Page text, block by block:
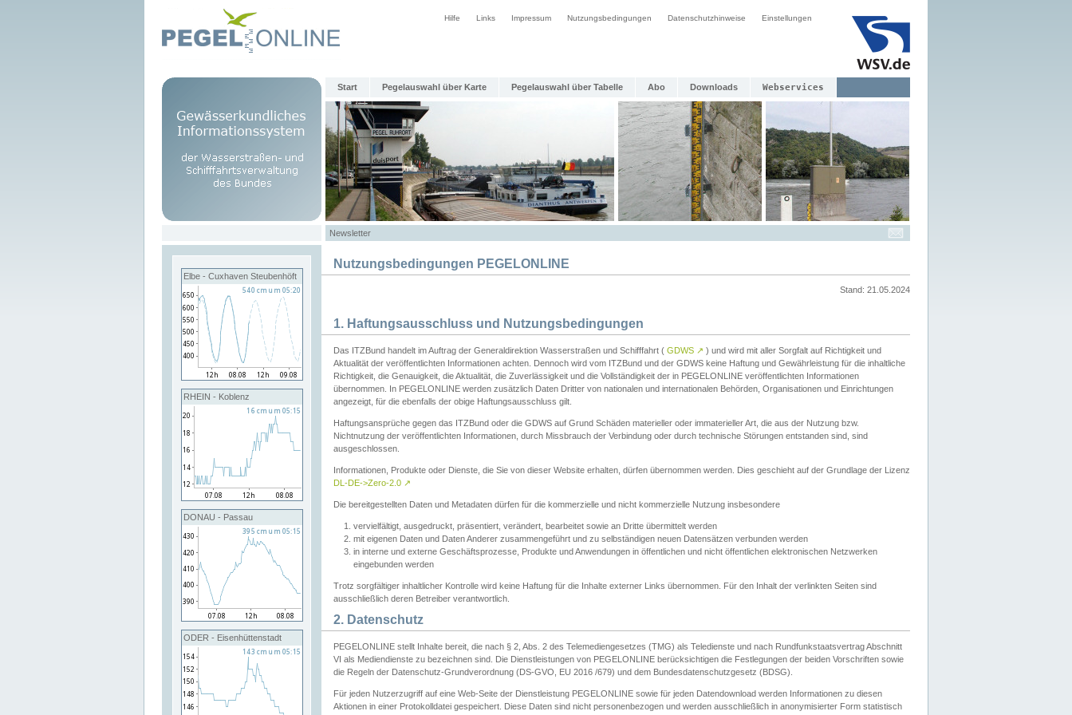
Hilfe Links Impressum Nutzungsbedingungen Datenschutzhinweise Einstellungen
Start Pegelauswahl über Karte Pegelauswahl über Tabelle Abo Downloads Webservices
Newsletter
Elbe - Cuxhaven Steubenhöft
RHEIN - Koblenz
DONAU - Passau
ODER - Eisenhüttenstadt
Nutzungsbedingungen PEGELONLINE
Stand: 21.05.2024
1. Haftungsausschluss und Nutzungsbedingungen
Das ITZBund handelt im Auftrag der Generaldirektion Wasserstraßen und Schifffahrt ( GDWS ↗ ) und wird mit aller Sorgfalt auf Richtigkeit und
Aktualität der veröffentlichten Informationen achten. Dennoch wird vom ITZBund und der GDWS keine Haftung und Gewährleistung für die inhaltliche
Richtigkeit, die Genauigkeit, die Aktualität, die Zuverlässigkeit und die Vollständigkeit der in PEGELONLINE veröffentlichten Informationen
übernommen. In PEGELONLINE werden zusätzlich Daten Dritter von nationalen und internationalen Behörden, Organisationen und Einrichtungen
angezeigt, für die ebenfalls der obige Haftungsausschluss gilt.
Haftungsansprüche gegen das ITZBund oder die GDWS auf Grund Schäden materieller oder immaterieller Art, die aus der Nutzung bzw.
Nichtnutzung der veröffentlichten Informationen, durch Missbrauch der Verbindung oder durch technische Störungen entstanden sind, sind
ausgeschlossen.
Informationen, Produkte oder Dienste, die Sie von dieser Website erhalten, dürfen übernommen werden. Dies geschieht auf der Grundlage der Lizenz
DL-DE->Zero-2.0 ↗
Die bereitgestellten Daten und Metadaten dürfen für die kommerzielle und nicht kommerzielle Nutzung insbesondere
vervielfältigt, ausgedruckt, präsentiert, verändert, bearbeitet sowie an Dritte übermittelt werden
mit eigenen Daten und Daten Anderer zusammengeführt und zu selbständigen neuen Datensätzen verbunden werden
in interne und externe Geschäftsprozesse, Produkte und Anwendungen in öffentlichen und nicht öffentlichen elektronischen Netzwerken
eingebunden werden
Trotz sorgfältiger inhaltlicher Kontrolle wird keine Haftung für die Inhalte externer Links übernommen. Für den Inhalt der verlinkten Seiten sind
ausschließlich deren Betreiber verantwortlich.
2. Datenschutz
PEGELONLINE stellt Inhalte bereit, die nach § 2, Abs. 2 des Telemediengesetzes (TMG) als Teledienste und nach Rundfunkstaatsvertrag Abschnitt
VI als Mediendienste zu bezeichnen sind. Die Dienstleistungen von PEGELONLINE berücksichtigen die Festlegungen der beiden Vorschriften sowie
die Regeln der Datenschutz-Grundverordnung (DS-GVO, EU 2016 /679) und dem Bundesdatenschutzgesetz (BDSG).
Für jeden Nutzerzugriff auf eine Web-Seite der Dienstleistung PEGELONLINE sowie für jeden Datendownload werden Informationen zu diesen
Aktionen in einer Protokolldatei gespeichert. Diese Daten sind nicht personenbezogen und werden ausschließlich in anonymisierter Form statistisch